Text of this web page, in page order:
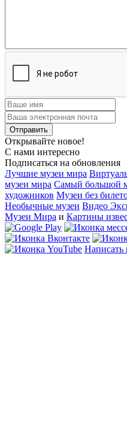
Открывайте новое!
С нами интересно
Подписаться на обновления
Лучшие музеи мира
музеи мира Самый большой
художников Музеи без
Необычные музеи Видео
Музеи Мира и Картины
Написать